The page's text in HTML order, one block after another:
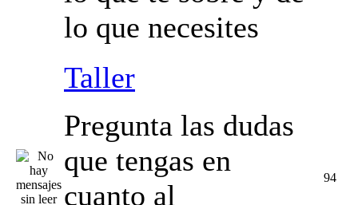
lo que necesites
Taller
Pregunta las dudas
que tengas en
cuanto al
94